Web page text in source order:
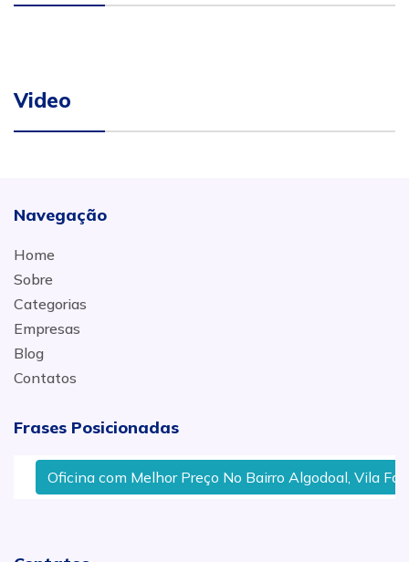
Video
Navegação
Home
Sobre
Categorias
Empresas
Blog
Contatos
Frases Posicionadas
Oficina com Melhor Preço No Bairro Algodoal, Vila